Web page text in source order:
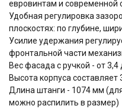
евровинтам и современной
Удобная регулировка
плоскостях: по глубине,
Усилие удержания
фронтальной части
Вес фасада с ручкой - от 3,4
Высота корпуса
Длина штанги - 1074 мм
можно распилить в размер)